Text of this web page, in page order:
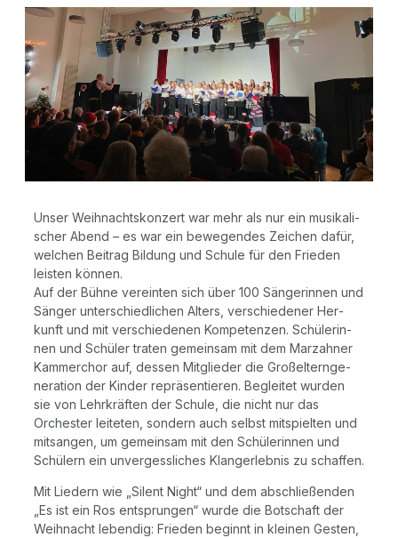
Unser Weih­nachts­kon­zert war mehr als nur ein musi­ka­li­
scher Abend – es war ein bewe­gen­des Zei­chen dafür,
wel­chen Bei­trag Bil­dung und Schu­le für den Frie­den
leis­ten kön­nen.
Auf der Büh­ne ver­ein­ten sich über 100 Sän­ge­rin­nen und
Sän­ger unter­schied­li­chen Alters, ver­schie­de­ner Her­
kunft und mit ver­schie­de­nen Kom­pe­ten­zen. Schü­le­rin­
nen und Schü­ler tra­ten gemein­sam mit dem Mar­zah­n­er
Kam­mer­chor auf, des­sen Mit­glie­der die Groß­el­tern­ge­
nera­ti­on der Kin­der reprä­sen­tie­ren. Beglei­tet wur­den
sie von Lehr­kräf­ten der Schu­le, die nicht nur das
Orches­ter lei­te­ten, son­dern auch selbst mit­spiel­ten und
mit­san­gen, um gemein­sam mit den Schü­le­rin­nen und
Schü­lern ein unver­gess­li­ches Klang­er­leb­nis zu schaffen.
Mit Lie­dern wie „Silent Night“ und dem abschlie­ßen­den
„Es ist ein Ros ent­sprun­gen“ wur­de die Bot­schaft der
Weih­nacht leben­dig: Frie­den beginnt in klei­nen Ges­ten,